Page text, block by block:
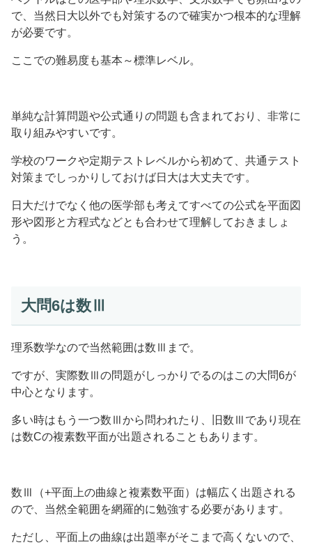
で、当然日大以外でも対策するので確実かつ根本的な理解
が必要です。
ここでの難易度も基本～標準レベル。
単純な計算問題や公式通りの問題も含まれており、非常に
取り組みやすいです。
学校のワークや定期テストレベルから初めて、共通テスト
対策までしっかりしておけば日大は大丈夫です。
日大だけでなく他の医学部も考えてすべての公式を平面図
形や図形と方程式などとも合わせて理解しておきましょ
う。
大問6は数Ⅲ
理系数学なので当然範囲は数Ⅲまで。
ですが、実際数Ⅲの問題がしっかりでるのはこの大問6が
中心となります。
多い時はもう一つ数Ⅲから問われたり、旧数Ⅲであり現在
は数Cの複素数平面が出題されることもあります。
数Ⅲ（+平面上の曲線と複素数平面）は幅広く出題される
ので、当然全範囲を網羅的に勉強する必要があります。
ただし、平面上の曲線は出題率がそこまで高くないので、